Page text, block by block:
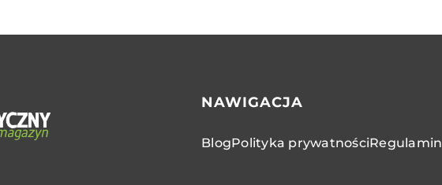
NAWIGACJA
BlogPolityka prywatnościRegulamin